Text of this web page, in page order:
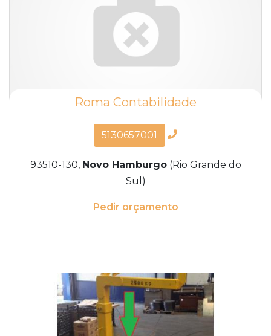
Roma Contabilidade
5130657001
93510-130, Novo Hamburgo(Rio Grande do
Sul)
Pedir orçamento